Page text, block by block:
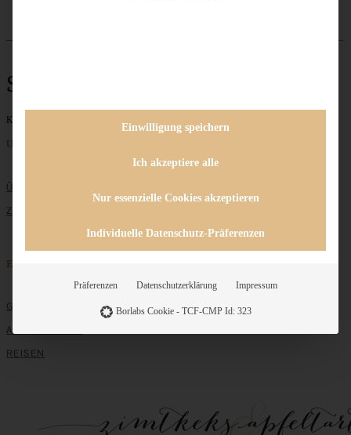
Schwedische Kanelbullar
Keine Beiträge gefunden
Unternehmen
ÜBER MICH
ZUSAMMENARBEIT
Entdecken
GRUNDLAGEN
ALLE REZEPTE
REISEN
Einwilligung speichern
Ich akzeptiere alle
Nur essenzielle Cookies akzeptieren
Individuelle Datenschutz-Präferenzen
Präferenzen Datenschutzerklärung Impressum
Borlabs Cookie - TCF-CMP Id: 323